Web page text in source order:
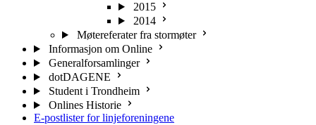
2015
2014
Møtereferater fra stormøter
Informasjon om Online
Generalforsamlinger
dotDAGENE
Student i Trondheim
Onlines Historie
E-postlister for linjeforeningene